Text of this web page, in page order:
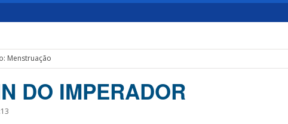
Menstruação
DO IMPERADOR